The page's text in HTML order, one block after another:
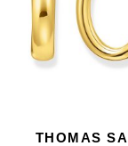
THOMAS